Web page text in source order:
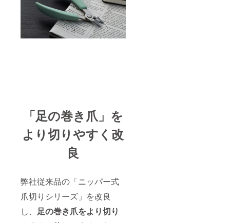
「足の巻き爪」を
より切りやすく改
良
弊社従来品の「ニッパー式
爪切りシリーズ」を改良
し、 足の巻き爪をより切り